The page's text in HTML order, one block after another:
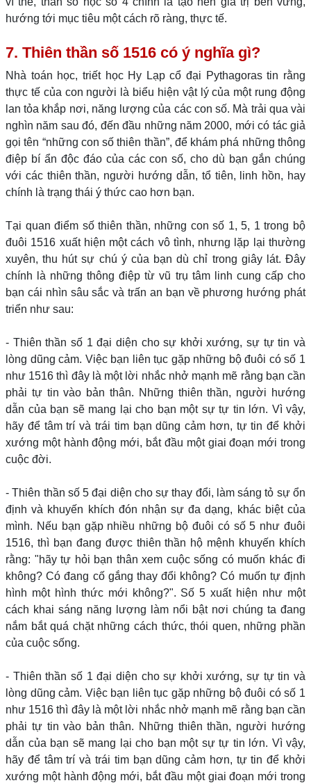
hướng tới mục tiêu một cách rõ ràng, thực tế.
7. Thiên thần số 1516 có ý nghĩa gì?
Nhà toán học, triết học Hy Lạp cổ đại Pythagoras tin rằng
thực tế của con người là biểu hiện vật lý của một rung động
lan tỏa khắp nơi, năng lượng của các con số. Mà trải qua vài
nghìn năm sau đó, đến đầu những năm 2000, mới có tác giả
gọi tên “những con số thiên thần”, để khám phá những thông
điệp bí ẩn độc đáo của các con số, cho dù bạn gắn chúng
với các thiên thần, người hướng dẫn, tổ tiên, linh hồn, hay
chính là trạng thái ý thức cao hơn bạn.
Tại quan điểm số thiên thần, những con số 1, 5, 1 trong bộ
đuôi 1516 xuất hiện một cách vô tình, nhưng lặp lại thường
xuyên, thu hút sự chú ý của bạn dù chỉ trong giây lát. Đây
chính là những thông điệp từ vũ trụ tâm linh cung cấp cho
bạn cái nhìn sâu sắc và trấn an bạn về phương hướng phát
triển như sau:
- Thiên thần số 1 đại diện cho sự khởi xướng, sự tự tin và
lòng dũng cảm. Việc bạn liên tục gặp những bộ đuôi có số 1
như 1516 thì đây là một lời nhắc nhở mạnh mẽ rằng bạn cần
phải tự tin vào bản thân. Những thiên thần, người hướng
dẫn của bạn sẽ mang lại cho bạn một sự tự tin lớn. Vì vậy,
hãy để tâm trí và trái tim bạn dũng cảm hơn, tự tin để khởi
xướng một hành động mới, bắt đầu một giai đoạn mới trong
cuộc đời.
- Thiên thần số 5 đại diện cho sự thay đổi, làm sáng tỏ sự ổn
định và khuyến khích đón nhận sự đa dạng, khác biệt của
mình. Nếu bạn gặp nhiều những bộ đuôi có số 5 như đuôi
1516, thì bạn đang được thiên thần hộ mệnh khuyến khích
rằng: "hãy tự hỏi bạn thân xem cuộc sống có muốn khác đi
không? Có đang cố gắng thay đổi không? Có muốn tự định
hình một hình thức mới không?". Số 5 xuất hiện như một
cách khai sáng năng lượng làm nổi bật nơi chúng ta đang
nắm bắt quá chặt những cách thức, thói quen, những phần
của cuộc sống.
- Thiên thần số 1 đại diện cho sự khởi xướng, sự tự tin và
lòng dũng cảm. Việc bạn liên tục gặp những bộ đuôi có số 1
như 1516 thì đây là một lời nhắc nhở mạnh mẽ rằng bạn cần
phải tự tin vào bản thân. Những thiên thần, người hướng
dẫn của bạn sẽ mang lại cho bạn một sự tự tin lớn. Vì vậy,
hãy để tâm trí và trái tim bạn dũng cảm hơn, tự tin để khởi
xướng một hành động mới, bắt đầu một giai đoạn mới trong